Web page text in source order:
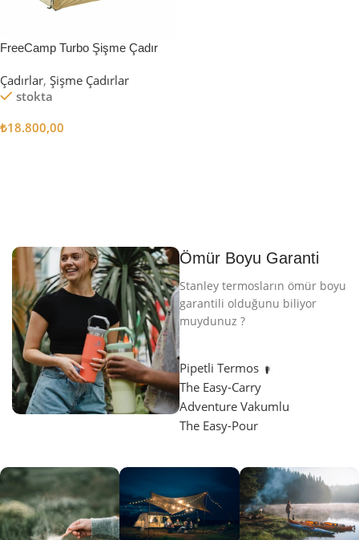
FreeCamp Turbo Şişme Çadır
Çadırlar, Şişme Çadırlar
stokta
₺18.800,00
Ömür Boyu Garanti
Stanley termosların ömür boyu
garantili olduğunu biliyor
muydunuz ?
Pipetli Termos
The Easy-Carry
Adventure Vakumlu
The Easy-Pour